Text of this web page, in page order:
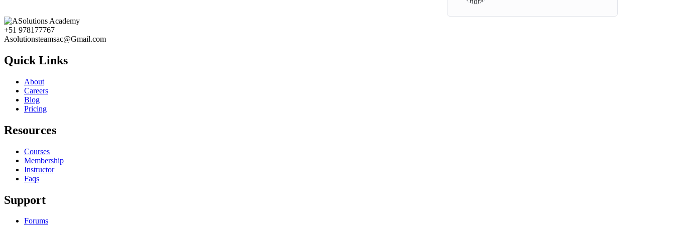
+51 978177767
Asolutionsteamsac@Gmail.com
Quick Links
About
Careers
Blog
Pricing
Resources
Courses
Membership
Instructor
Faqs
Support
Forums